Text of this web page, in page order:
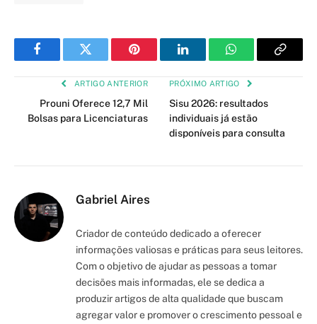
FacebookTwitter Pinterest LinkedInWhatsAppCopy
ARTIGO ANTERIOR
Prouni Oferece 12,7 Mil
Bolsas para Licenciaturas
PRÓXIMO ARTIGO
Sisu 2026: resultados
individuais já estão
disponíveis para consulta
Gabriel Aires
Criador de conteúdo dedicado a oferecer
informações valiosas e práticas para seus leitores.
Com o objetivo de ajudar as pessoas a tomar
decisões mais informadas, ele se dedica a
produzir artigos de alta qualidade que buscam
agregar valor e promover o crescimento pessoal e